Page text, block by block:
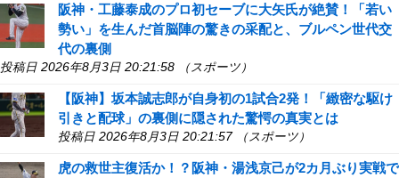
阪神・工藤泰成のプロ初セーブに大矢氏が絶賛！「若い
勢い」を生んだ首脳陣の驚きの采配と、ブルペン世代交
代の裏側
投稿日 2026年8月3日 20:21:58 （スポーツ）
【阪神】坂本誠志郎が自身初の1試合2発！「緻密な駆け
引きと配球」の裏側に隠された驚愕の真実とは
投稿日 2026年8月3日 20:21:57 （スポーツ）
虎の救世主復活か！？阪神・湯浅京己が2カ月ぶり実戦で